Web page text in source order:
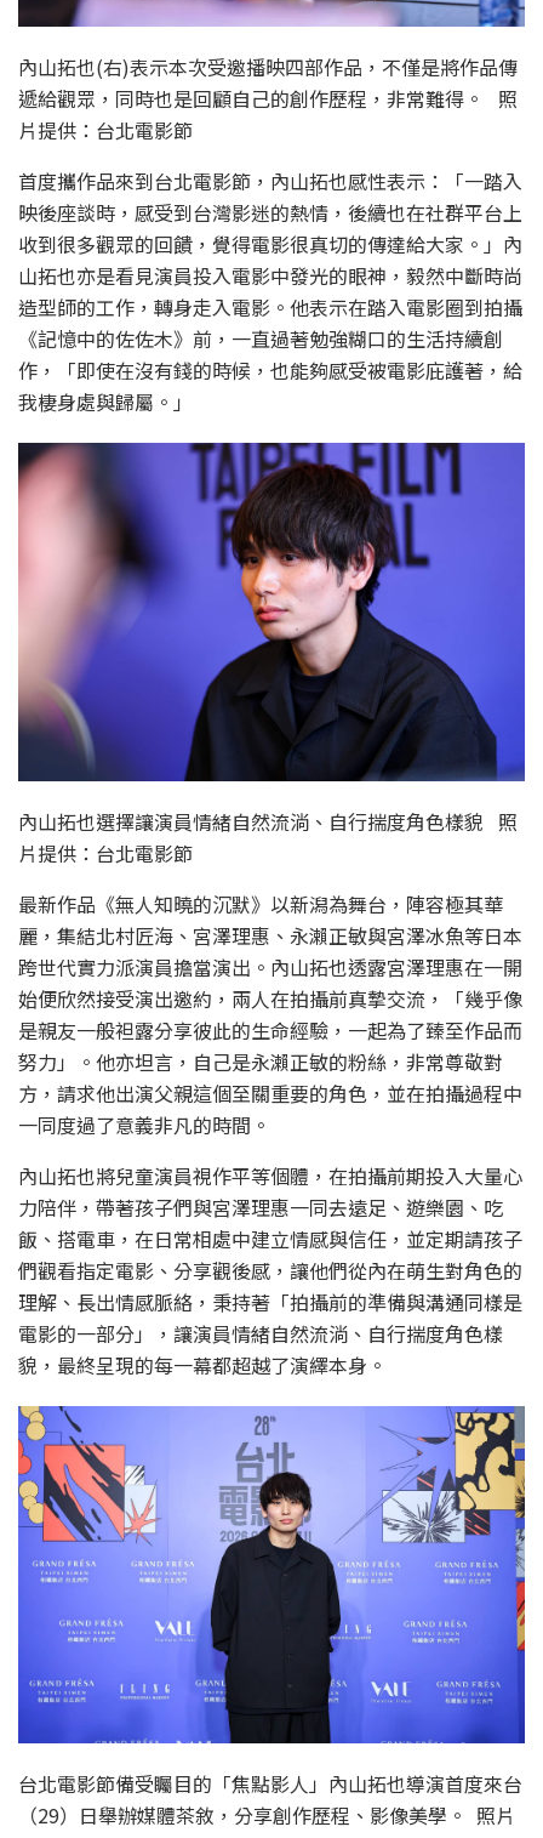
內山拓也(右)表示本次受邀播映四部作品，不僅是將作品傳
遞給觀眾，同時也是回顧自己的創作歷程，非常難得。 照
片提供：台北電影節
首度攜作品來到台北電影節，內山拓也感性表示：「一踏入
映後座談時，感受到台灣影迷的熱情，後續也在社群平台上
收到很多觀眾的回饋，覺得電影很真切的傳達給大家。」內
山拓也亦是看見演員投入電影中發光的眼神，毅然中斷時尚
造型師的工作，轉身走入電影。他表示在踏入電影圈到拍攝
《記憶中的佐佐木》前，一直過著勉強糊口的生活持續創
作，「即使在沒有錢的時候，也能夠感受被電影庇護著，給
我棲身處與歸屬。」
內山拓也選擇讓演員情緒自然流淌、自行揣度角色樣貌 照
片提供：台北電影節
最新作品《無人知曉的沉默》以新潟為舞台，陣容極其華
麗，集結北村匠海、宮澤理惠、永瀨正敏與宮澤冰魚等日本
跨世代實力派演員擔當演出。內山拓也透露宮澤理惠在一開
始便欣然接受演出邀約，兩人在拍攝前真摯交流，「幾乎像
是親友一般袒露分享彼此的生命經驗，一起為了臻至作品而
努力」。他亦坦言，自己是永瀨正敏的粉絲，非常尊敬對
方，請求他出演父親這個至關重要的角色，並在拍攝過程中
一同度過了意義非凡的時間。
內山拓也將兒童演員視作平等個體，在拍攝前期投入大量心
力陪伴，帶著孩子們與宮澤理惠一同去遠足、遊樂園、吃
飯、搭電車，在日常相處中建立情感與信任，並定期請孩子
們觀看指定電影、分享觀後感，讓他們從內在萌生對角色的
理解、長出情感脈絡，秉持著「拍攝前的準備與溝通同樣是
電影的一部分」，讓演員情緒自然流淌、自行揣度角色樣
貌，最終呈現的每一幕都超越了演繹本身。
台北電影節備受矚目的「焦點影人」內山拓也導演首度來台
（29）日舉辦媒體茶敘，分享創作歷程、影像美學。 照片